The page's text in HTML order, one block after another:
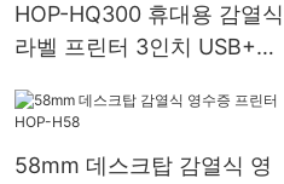
HOP-HQ300 휴대용 감열식
라벨 프린터 3인치 USB+블
58mm 데스크탑 감열식 영